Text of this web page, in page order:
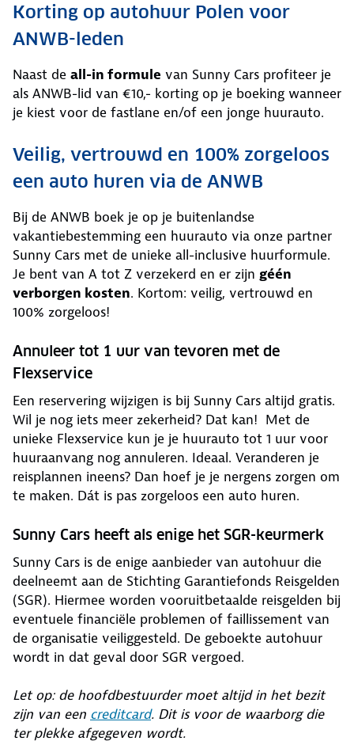
Korting op autohuur Polen voor
ANWB-leden
Naast de all-in formule van Sunny Cars profiteer je
als ANWB-lid van €10,- korting op je boeking wanneer
je kiest voor de fastlane en/of een jonge huurauto.
Veilig, vertrouwd en 100% zorgeloos
een auto huren via de ANWB
Bij de ANWB boek je op je buitenlandse
vakantiebestemming een huurauto via onze partner
Sunny Cars met de unieke all-inclusive huurformule.
Je bent van A tot Z verzekerd en er zijn géén
verborgen kosten. Kortom: veilig, vertrouwd en
100% zorgeloos!
Annuleer tot 1 uur van tevoren met de
Flexservice
Een reservering wijzigen is bij Sunny Cars altijd gratis.
Wil je nog iets meer zekerheid? Dat kan! Met de
unieke Flexservice kun je je huurauto tot 1 uur voor
huuraanvang nog annuleren. Ideaal. Veranderen je
reisplannen ineens? Dan hoef je je nergens zorgen om
te maken. Dát is pas zorgeloos een auto huren.
Sunny Cars heeft als enige het SGR-keurmerk
Sunny Cars is de enige aanbieder van autohuur die
deelneemt aan de Stichting Garantiefonds Reisgelden
(SGR). Hiermee worden vooruitbetaalde reisgelden bij
eventuele financiële problemen of faillissement van
de organisatie veiliggesteld. De geboekte autohuur
wordt in dat geval door SGR vergoed.
Let op: de hoofdbestuurder moet altijd in het bezit
zijn van een creditcard. Dit is voor de waarborg die
ter plekke afgegeven wordt.